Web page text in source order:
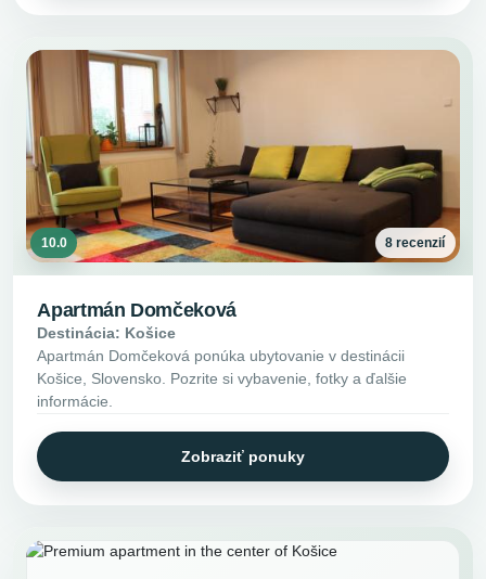
10.0 8 recenzií
Apartmán Domčeková
Destinácia: Košice
Apartmán Domčeková ponúka ubytovanie v destinácii
Košice, Slovensko. Pozrite si vybavenie, fotky a ďalšie
informácie.
Zobraziť ponuky